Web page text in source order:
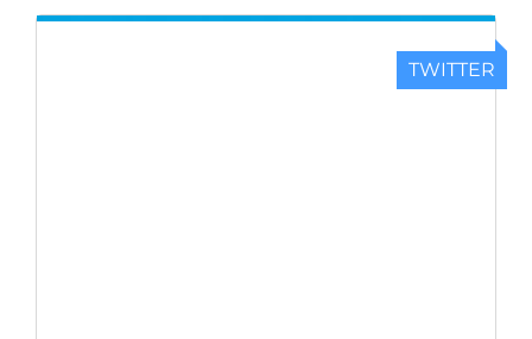
TWITTER